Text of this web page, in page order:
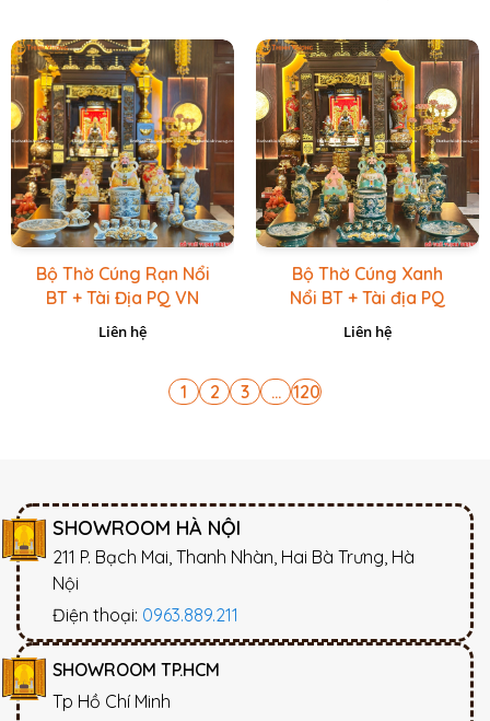
Bộ Thờ Cúng Rạn Nổi
BT + Tài Địa PQ VN
Vàng Caro
Liên hệ
Bộ Thờ Cúng Xanh
Nổi BT + Tài địa PQ
VN Xanh Lục
Liên hệ
1 2 3 ... 120
SHOWROOM HÀ NỘI
211 P. Bạch Mai, Thanh Nhàn, Hai Bà Trưng, Hà
Nội
Điện thoại: 0963.889.211
SHOWROOM TP.HCM
Tp Hồ Chí Minh